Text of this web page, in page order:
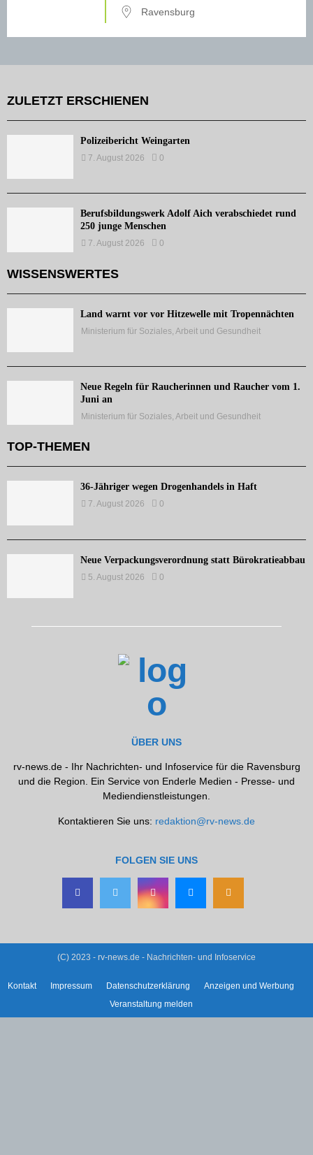
Ravensburg
ZULETZT ERSCHIENEN
Polizeibericht Weingarten
7. August 2026 0
Berufsbildungswerk Adolf Aich verabschiedet rund
250 junge Menschen
7. August 2026 0
WISSENSWERTES
Land warnt vor vor Hitzewelle mit Tropennächten
Ministerium für Soziales, Arbeit und Gesundheit
Neue Regeln für Raucherinnen und Raucher vom 1.
Juni an
Ministerium für Soziales, Arbeit und Gesundheit
TOP-THEMEN
36-Jähriger wegen Drogenhandels in Haft
7. August 2026 0
Neue Verpackungsverordnung statt Bürokratieabbau
5. August 2026 0
ÜBER UNS
rv-news.de - Ihr Nachrichten- und Infoservice für die Ravensburg
und die Region. Ein Service von Enderle Medien - Presse- und
Mediendienstleistungen.
Kontaktieren Sie uns: redaktion@rv-news.de
FOLGEN SIE UNS
(C) 2023 - rv-news.de - Nachrichten- und Infoservice
Kontakt Impressum Datenschutzerklärung
Anzeigen und Werbung
Veranstaltung melden